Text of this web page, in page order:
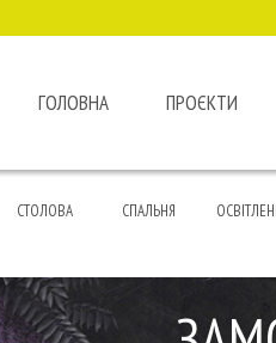
ГОЛОВНА ПРОЄКТИ
СТОЛОВА СПАЛЬНЯ